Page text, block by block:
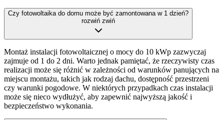
Czy fotowoltaika do domu może być zamontowana w 1 dzień?
rozwiń zwiń
Montaż instalacji fotowoltaicznej o mocy do 10 kWp zazwyczaj
zajmuje od 1 do 2 dni. Warto jednak pamiętać, że rzeczywisty czas
realizacji może się różnić w zależności od warunków panujących na
miejscu montażu, takich jak rodzaj dachu, dostępność przestrzeni
czy warunki pogodowe. W niektórych przypadkach czas instalacji
może się nieco wydłużyć, aby zapewnić najwyższą jakość i
bezpieczeństwo wykonania.